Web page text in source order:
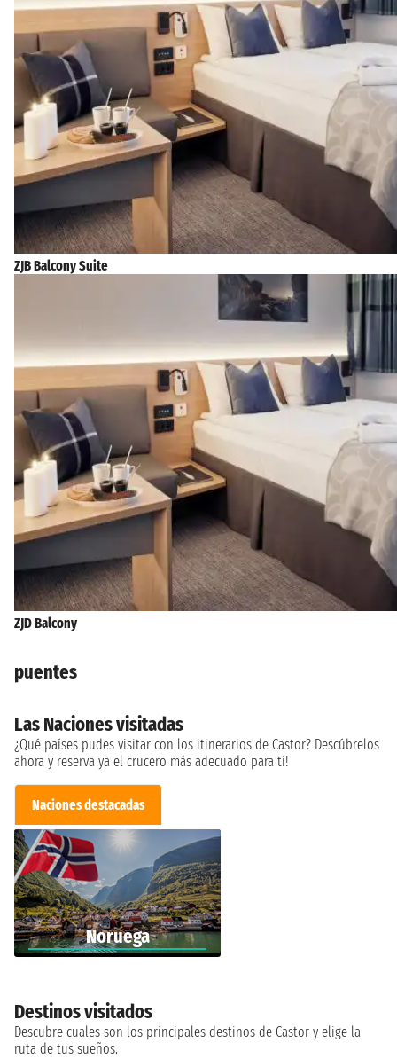
ZJB Balcony Suite
ZJD Balcony
puentes
Las Naciones visitadas
¿Qué países pudes visitar con los itinerarios de Castor? Descúbrelos
ahora y reserva ya el crucero más adecuado para ti!
Naciones destacadas
Noruega
Destinos visitados
Descubre cuales son los principales destinos de Castor y elige la
ruta de tus sueños.